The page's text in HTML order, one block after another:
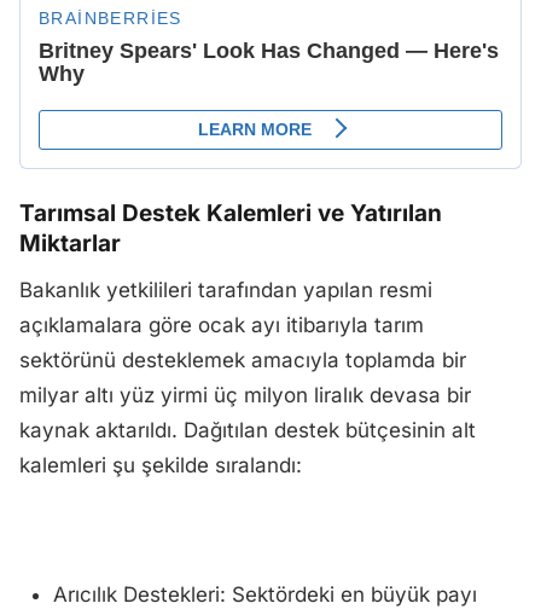
Tarımsal Destek Kalemleri ve Yatırılan
Miktarlar
Bakanlık yetkilileri tarafından yapılan resmi
açıklamalara göre ocak ayı itibarıyla tarım
sektörünü desteklemek amacıyla toplamda bir
milyar altı yüz yirmi üç milyon liralık devasa bir
kaynak aktarıldı. Dağıtılan destek bütçesinin alt
kalemleri şu şekilde sıralandı:
Arıcılık Destekleri: Sektördeki en büyük payı